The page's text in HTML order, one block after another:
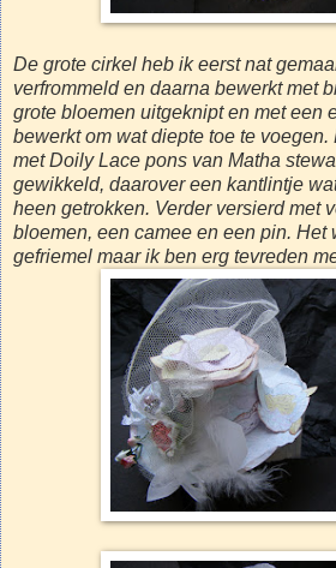
De grote cirkel heb ik eerst nat
verfrommeld en daarna bewerkt met
grote bloemen uitgeknipt en met een
bewerkt om wat diepte toe te
met Doily Lace pons van Matha
gewikkeld, daarover een kantlintje
heen getrokken. Verder versierd met
bloemen, een camee en een pin. Het
gefriemel maar ik ben erg tevreden